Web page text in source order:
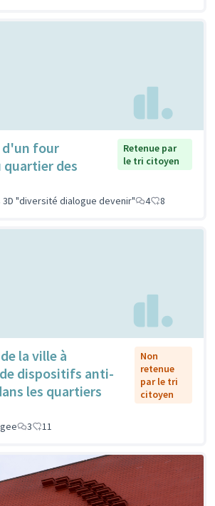
four
quartier des
Retenue par
le tri citoyen
"diversité dialogue devenir" 4 8
la ville à
dispositifs anti-
les quartiers
Non
retenue
par le tri
citoyen
3 11